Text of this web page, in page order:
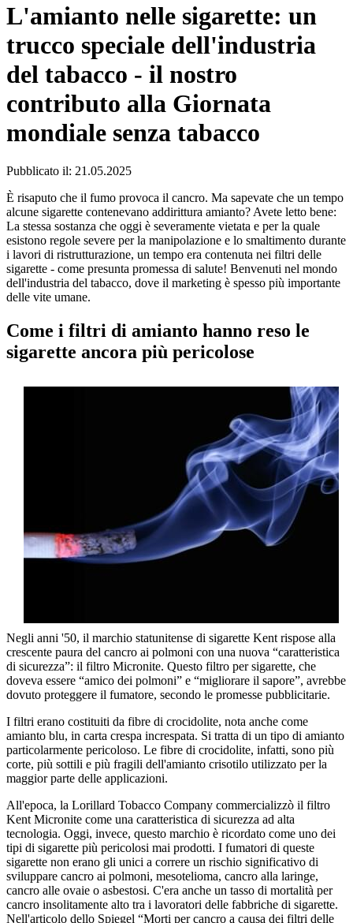
L'amianto nelle sigarette: un
trucco speciale dell'industria
del tabacco - il nostro
contributo alla Giornata
mondiale senza tabacco
Pubblicato il: 21.05.2025
È risaputo che il fumo provoca il cancro. Ma sapevate che un tempo
alcune sigarette contenevano addirittura amianto? Avete letto bene:
La stessa sostanza che oggi è severamente vietata e per la quale
esistono regole severe per la manipolazione e lo smaltimento durante
i lavori di ristrutturazione, un tempo era contenuta nei filtri delle
sigarette - come presunta promessa di salute! Benvenuti nel mondo
dell'industria del tabacco, dove il marketing è spesso più importante
delle vite umane.
Come i filtri di amianto hanno reso le
sigarette ancora più pericolose
Negli anni '50, il marchio statunitense di sigarette Kent rispose alla
crescente paura del cancro ai polmoni con una nuova “caratteristica
di sicurezza”: il filtro Micronite. Questo filtro per sigarette, che
doveva essere “amico dei polmoni” e “migliorare il sapore”, avrebbe
dovuto proteggere il fumatore, secondo le promesse pubblicitarie.
I filtri erano costituiti da fibre di crocidolite, nota anche come
amianto blu, in carta crespa increspata. Si tratta di un tipo di amianto
particolarmente pericoloso. Le fibre di crocidolite, infatti, sono più
corte, più sottili e più fragili dell'amianto crisotilo utilizzato per la
maggior parte delle applicazioni.
All'epoca, la Lorillard Tobacco Company commercializzò il filtro
Kent Micronite come una caratteristica di sicurezza ad alta
tecnologia. Oggi, invece, questo marchio è ricordato come uno dei
tipi di sigarette più pericolosi mai prodotti. I fumatori di queste
sigarette non erano gli unici a correre un rischio significativo di
sviluppare cancro ai polmoni, mesotelioma, cancro alla laringe,
cancro alle ovaie o asbestosi. C'era anche un tasso di mortalità per
cancro insolitamente alto tra i lavoratori delle fabbriche di sigarette.
Nell'articolo dello Spiegel “Morti per cancro a causa dei filtri delle